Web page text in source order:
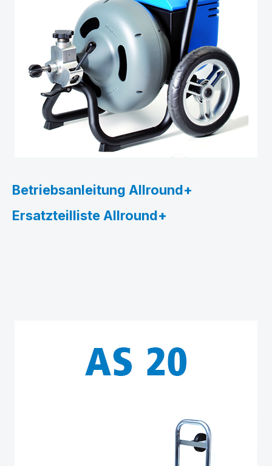
Betriebsanleitung Allround+
Ersatzteilliste Allround+